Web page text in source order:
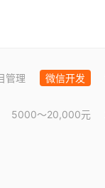
管理 微信开发
5000～20,000元